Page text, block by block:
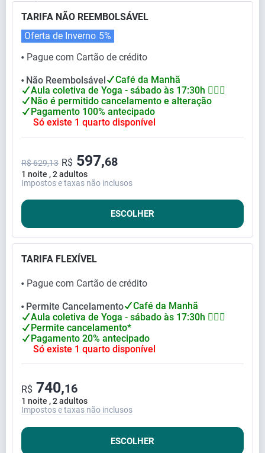
TARIFA NÃO REEMBOLSÁVEL
⬤ Pague com Cartão de crédito
Oferta de Inverno 5%
⬤ Não Reembolsável
Café da Manhã
Aula coletiva de Yoga - sábado às 17:30h 🧘🏻‍♀
Não é permitido cancelamento e alteração
Pagamento 100% antecipado
Só existe 1 quarto disponível
1 noite , 2 adultos
R$ 629,13 R$ 597,68
Impostos e taxas não inclusos
ESCOLHER
TARIFA FLEXÍVEL
⬤ Pague com Cartão de crédito
⬤ Permite Cancelamento
Café da Manhã
Aula coletiva de Yoga - sábado às 17:30h 🧘🏻‍♀
Permite cancelamento*
Pagamento 20% antecipado
Só existe 1 quarto disponível
1 noite , 2 adultos
R$ 740,16
Impostos e taxas não inclusos
ESCOLHER